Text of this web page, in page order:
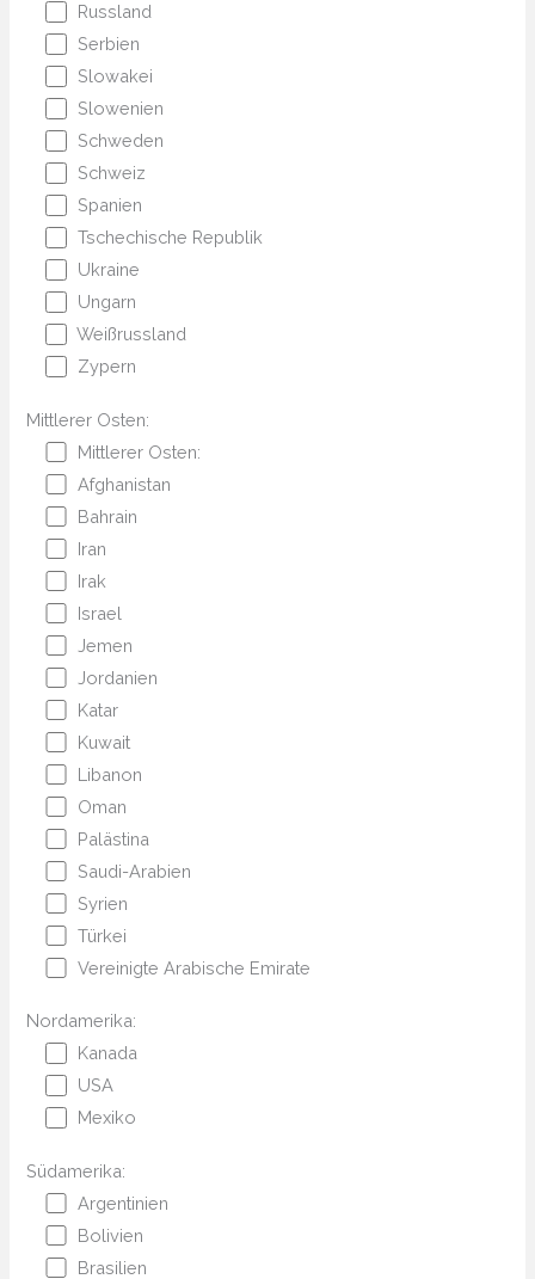
Russland
Serbien
Slowakei
Slowenien
Schweden
Schweiz
Spanien
Tschechische Republik
Ukraine
Ungarn
Weißrussland
Zypern
Mittlerer Osten:
Mittlerer Osten:
Afghanistan
Bahrain
Iran
Irak
Israel
Jemen
Jordanien
Katar
Kuwait
Libanon
Oman
Palästina
Saudi-Arabien
Syrien
Türkei
Vereinigte Arabische Emirate
Nordamerika:
Kanada
USA
Mexiko
Südamerika:
Argentinien
Bolivien
Brasilien